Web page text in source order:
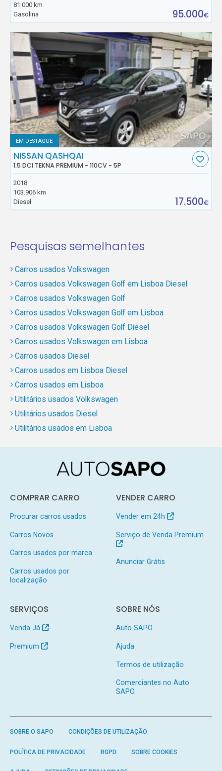
81.000 km
Gasolina
95.000€
EM DESTAQUE
NISSAN QASHQAI
1.5 DCI TEKNA PREMIUM - 110CV - 5P
2018
103.906 km
Diesel
17.500€
Pesquisas semelhantes
Carros usados Volkswagen
Carros usados Volkswagen Golf em Lisboa Diesel
Carros usados Volkswagen Golf
Carros usados Volkswagen Golf em Lisboa
Carros usados Volkswagen Golf Diesel
Carros usados Volkswagen em Lisboa
Carros usados Diesel
Carros usados em Lisboa Diesel
Carros usados em Lisboa
Utilitários usados Volkswagen
Utilitários usados Diesel
Utilitários usados em Lisboa
COMPRAR CARRO
Procurar carros usados
Carros Novos
Carros usados por marca
Carros usados por
localização
VENDER CARRO
Vender em 24h
Serviço de Venda Premium
Anunciar Grátis
SERVIÇOS
Venda Já
Premium
SOBRE NÓS
Auto SAPO
Ajuda
Termos de utilização
Comerciantes no Auto
SAPO
SOBRE O SAPO CONDIÇÕES DE UTILIZAÇÃO
POLÍTICA DE PRIVACIDADE RGPD SOBRE COOKIES